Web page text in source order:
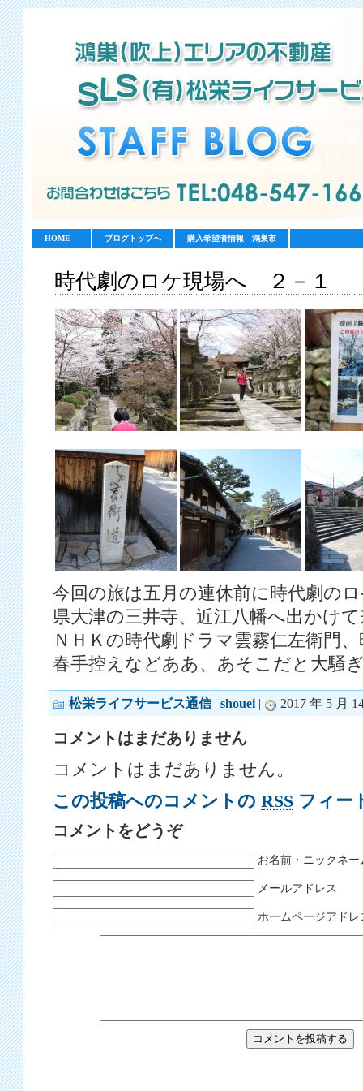
HOME ブログトップへ 購入希望者情報 鴻巣市
時代劇のロケ現場へ ２－１
今回の旅は五月の連休前に時代劇の
県大津の三井寺、近江八幡へ出かけ
ＮＨＫの時代劇ドラマ雲霧仁左衛門
春手控えなどああ、あそこだと大騒
松栄ライフサービス通信 | shouei | 2017 年 5 月
コメントはまだありません
コメントはまだありません。
この投稿へのコメントの RSS フィー
コメントをどうぞ
お名前・ニックネー
メールアドレス
ホームページアドレ